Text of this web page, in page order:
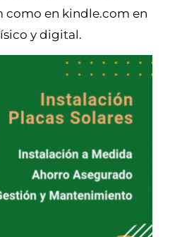
como en kindle.com en
y digital.